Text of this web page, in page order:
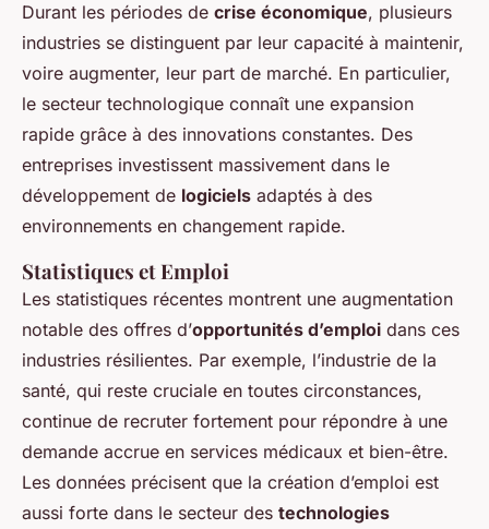
Durant les périodes de crise économique, plusieurs
industries se distinguent par leur capacité à maintenir,
voire augmenter, leur part de marché. En particulier,
le secteur technologique connaît une expansion
rapide grâce à des innovations constantes. Des
entreprises investissent massivement dans le
développement de logiciels adaptés à des
environnements en changement rapide.
Statistiques et Emploi
Les statistiques récentes montrent une augmentation
notable des offres d’opportunités d’emploi dans ces
industries résilientes. Par exemple, l’industrie de la
santé, qui reste cruciale en toutes circonstances,
continue de recruter fortement pour répondre à une
demande accrue en services médicaux et bien-être.
Les données précisent que la création d’emploi est
aussi forte dans le secteur des technologies